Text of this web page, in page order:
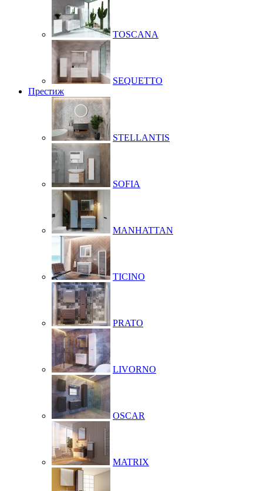
TOSCANA
SEQUETTO
Престиж
STELLANTIS
SOFIA
MANHATTAN
TICINO
PRATO
LIVORNO
OSCAR
MATRIX